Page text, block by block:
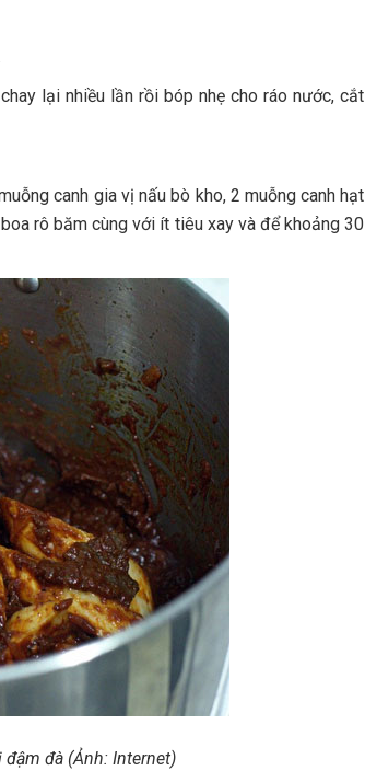
lại nhiều lần rồi bóp nhẹ cho ráo nước, cắt
canh gia vị nấu bò kho, 2 muỗng canh hạt
rô băm cùng với ít tiêu xay và để khoảng 30
đà (Ảnh: Internet)